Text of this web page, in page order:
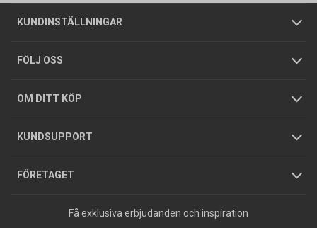
KUNDINSTÄLLNINGAR
Företagskund / Privatkund
FÖLJ OSS
OM DITT KÖP
Allmänna försäljningsvillkor
Integritetspolicy
GDPR
KUNDSUPPORT
Butiker
Foldrar och kataloger
Köpguider
Varumärken
FÖRETAGET
Om oss
Tjänster
Hållbarhet
Jobba hos oss
Press
Få exklusiva erbjudanden och inspiration